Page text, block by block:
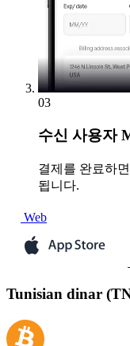
03
수신 사용자
결제를 완료하
됩니다.
Web
Tunisian dinar